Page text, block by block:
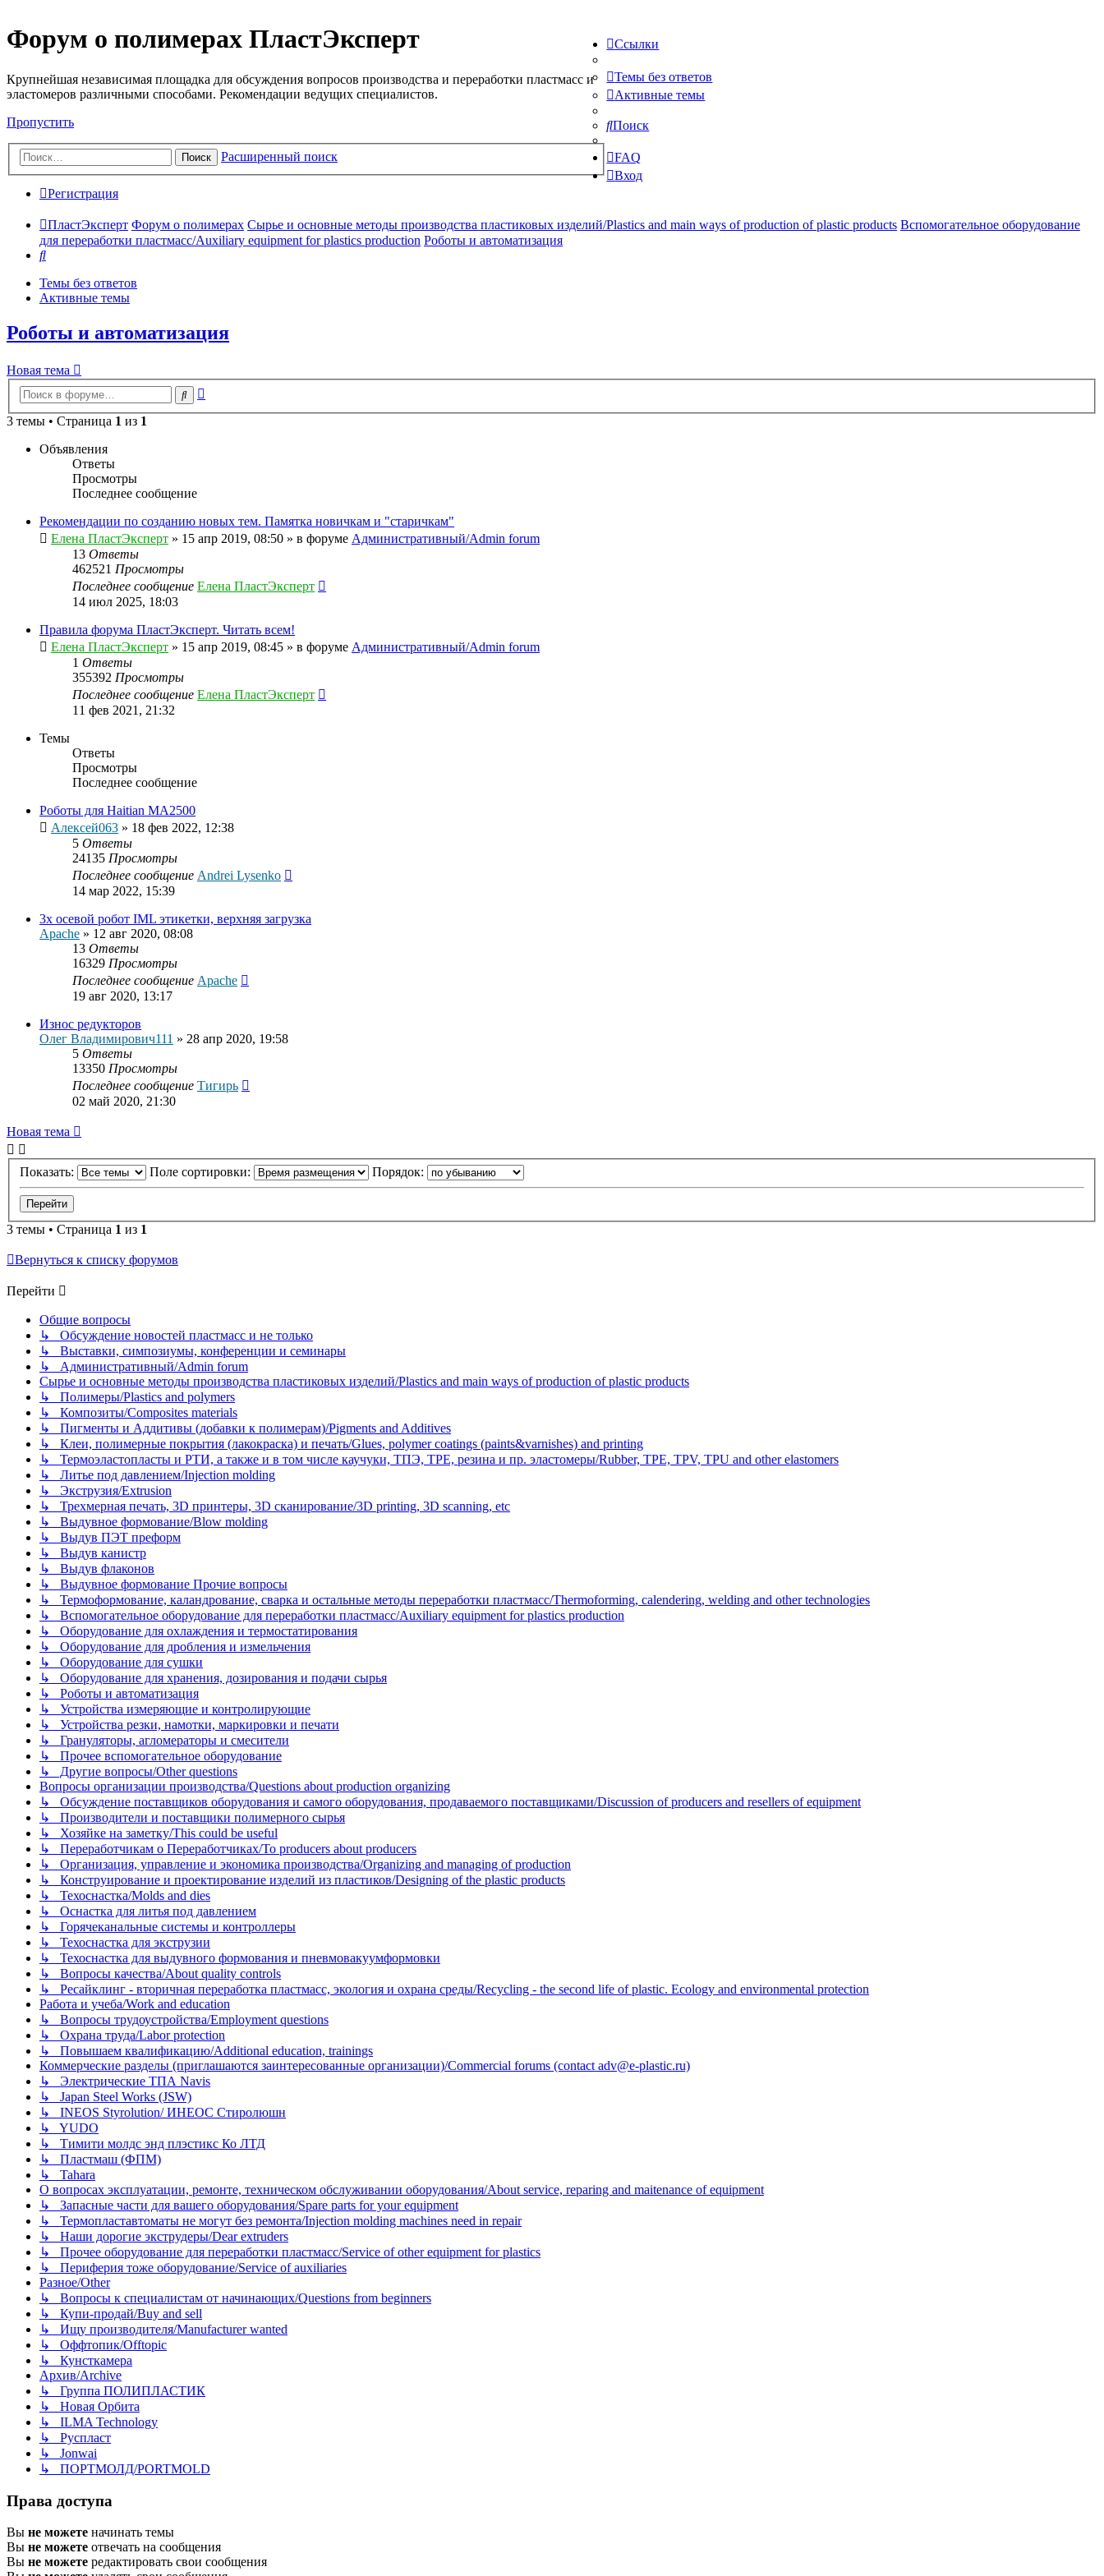
Форум о полимерах ПластЭксперт
Крупнейшая независимая площадка для обсуждения вопросов производства и переработки пластмасс и
эластомеров различными способами. Рекомендации ведущих специалистов.
Пропустить
Поиск Расширенный поиск
Ссылки
Темы без ответов
Активные темы
Поиск
FAQ
Вход
Регистрация
ПластЭксперт Форум о полимерах Сырье и основные методы производства пластиковых изделий/Plastics and main ways of production of plastic products Вспомогательное оборудование
для переработки пластмасс/Auxiliary equipment for plastics production Роботы и автоматизация
Поиск
Темы без ответов
Активные темы
Роботы и автоматизация
Новая тема
Поиск
3 темы • Страница 1 из 1
Объявления
Ответы
Просмотры
Последнее сообщение
Рекомендации по созданию новых тем. Памятка новичкам и "старичкам"
Елена ПластЭксперт » 15 апр 2019, 08:50 » в форуме Административный/Admin forum
13 Ответы
462521 Просмотры
Последнее сообщение Елена ПластЭксперт
14 июл 2025, 18:03
Правила форума ПластЭксперт. Читать всем!
Елена ПластЭксперт » 15 апр 2019, 08:45 » в форуме Административный/Admin forum
1 Ответы
355392 Просмотры
Последнее сообщение Елена ПластЭксперт
11 фев 2021, 21:32
Темы
Ответы
Просмотры
Последнее сообщение
Роботы для Нaitian MA2500
Алексей063 » 18 фев 2022, 12:38
5 Ответы
24135 Просмотры
Последнее сообщение Andrei Lysenko
14 мар 2022, 15:39
3х осевой робот IML этикетки, верхняя загрузка
Apache » 12 авг 2020, 08:08
13 Ответы
16329 Просмотры
Последнее сообщение Apache
19 авг 2020, 13:17
Износ редукторов
Олег Владимирович111 » 28 апр 2020, 19:58
5 Ответы
13350 Просмотры
Последнее сообщение Тигирь
02 май 2020, 21:30
Новая тема
Показать: Поле сортировки: Порядок:
3 темы • Страница 1 из 1
Вернуться к списку форумов
Перейти
Общие вопросы
↳ Обсуждение новостей пластмасс и не только
↳ Выставки, симпозиумы, конференции и семинары
↳ Административный/Admin forum
Сырье и основные методы производства пластиковых изделий/Plastics and main ways of production of plastic products
↳ Полимеры/Plastics and polymers
↳ Композиты/Сomposites materials
↳ Пигменты и Аддитивы (добавки к полимерам)/Pigments and Additives
↳ Клеи, полимерные покрытия (лакокраска) и печать/Glues, polymer coatings (paints&varnishes) and printing
↳ Термоэластопласты и РТИ, а также и в том числе каучуки, ТПЭ, TPE, резина и пр. эластомеры/Rubber, TPE, TPV, TPU and other elastomers
↳ Литье под давлением/Injection molding
↳ Экструзия/Extrusion
↳ Трехмерная печать, 3D принтеры, 3D сканирование/3D printing, 3D scanning, etc
↳ Выдувное формование/Blow molding
↳ Выдув ПЭТ преформ
↳ Выдув канистр
↳ Выдув флаконов
↳ Выдувное формование Прочие вопросы
↳ Термоформование, каландрование, сварка и остальные методы переработки пластмасс/Thermoforming, calendering, welding and other technologies
↳ Вспомогательное оборудование для переработки пластмасс/Auxiliary equipment for plastics production
↳ Оборудование для охлаждения и термостатирования
↳ Оборудование для дробления и измельчения
↳ Оборудование для сушки
↳ Оборудование для хранения, дозирования и подачи сырья
↳ Роботы и автоматизация
↳ Устройства измеряющие и контролирующие
↳ Устройства резки, намотки, маркировки и печати
↳ Грануляторы, агломераторы и смесители
↳ Прочее вспомогательное оборудование
↳ Другие вопросы/Other questions
Вопросы организации производства/Questions about production organizing
↳ Обсуждение поставщиков оборудования и самого оборудования, продаваемого поставщиками/Discussion of producers and resellers of equipment
↳ Производители и поставщики полимерного сырья
↳ Хозяйке на заметку/This could be useful
↳ Переработчикам о Переработчиках/To producers about producers
↳ Организация, управление и экономика производства/Organizing and managing of production
↳ Конструирование и проектирование изделий из пластиков/Designing of the plastic products
↳ Техоснастка/Molds and dies
↳ Оснастка для литья под давлением
↳ Горячеканальные системы и контроллеры
↳ Техоснастка для экструзии
↳ Техоснастка для выдувного формования и пневмовакуумформовки
↳ Вопросы качества/About quality controls
↳ Ресайклинг - вторичная переработка пластмасс, экология и охрана среды/Recycling - the second life of plastic. Ecology and environmental protection
Работа и учеба/Work and education
↳ Вопросы трудоустройства/Employment questions
↳ Охрана труда/Labor protection
↳ Повышаем квалификацию/Additional education, trainings
Коммерческие разделы (приглашаются заинтересованные организации)/Commercial forums (contact adv@e-plastic.ru)
↳ Электрические ТПА Navis
↳ Japan Steel Works (JSW)
↳ INEOS Styrolution/ ИНЕОС Стиролюшн
↳ YUDO
↳ Тимити молдс энд плэстикс Ко ЛТД
↳ Пластмаш (ФПМ)
↳ Tahara
О вопросах эксплуатации, ремонте, техническом обслуживании оборудования/About service, reparing and maitenance of equipment
↳ Запасные части для вашего оборудования/Spare parts for your equipment
↳ Термопластавтоматы не могут без ремонта/Injection molding machines need in repair
↳ Наши дорогие экструдеры/Dear extruders
↳ Прочее оборудование для переработки пластмасс/Service of other equipment for plastics
↳ Периферия тоже оборудование/Service of auxiliaries
Разное/Other
↳ Вопросы к специалистам от начинающих/Questions from beginners
↳ Купи-продай/Buy and sell
↳ Ищу производителя/Manufacturer wanted
↳ Оффтопик/Offtopic
↳ Кунсткамера
Архив/Archive
↳ Группа ПОЛИПЛАСТИК
↳ Новая Орбита
↳ ILMA Technology
↳ Руспласт
↳ Jonwai
↳ ПОРТМОЛД/PORTMOLD
Права доступа
Вы не можете начинать темы
Вы не можете отвечать на сообщения
Вы не можете редактировать свои сообщения